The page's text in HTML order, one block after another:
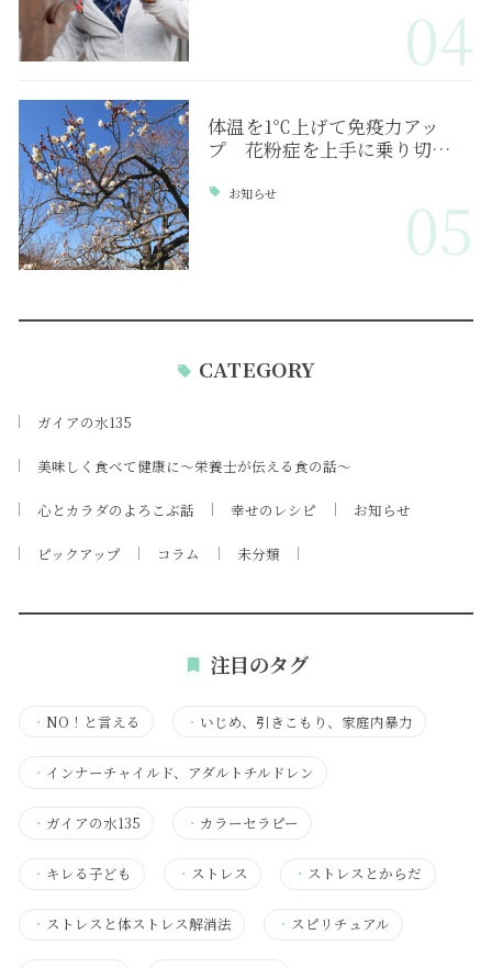
04
体温を1℃上げて免疫力アッ
プ 花粉症を上手に乗り切…
お知らせ 05
CATEGORY
ガイアの水135
美味しく食べて健康に～栄養士が伝える食の話～
心とカラダのよろこぶ話 幸せのレシピ お知らせ
ピックアップ コラム 未分類
注目のタグ
・ NO！と言える ・ いじめ、引きこもり、家庭内暴力
・ インナーチャイルド、アダルトチルドレン
・ ガイアの水135 ・ カラーセラピー
・ キレる子ども ・ ストレス ・ ストレスとからだ
・ ストレスと体ストレス解消法 ・ スピリチュアル